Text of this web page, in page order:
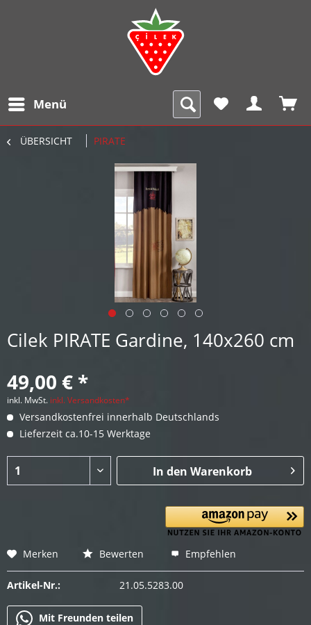
Menü
ÜBERSICHT PIRATE
Cilek PIRATE Gardine, 140x260 cm
49,00 € *
inkl. MwSt. inkl. Versandkosten*
Versandkostenfrei innerhalb Deutschlands
Lieferzeit ca.10-15 Werktage
In den Warenkorb
Merken Bewerten Empfehlen
Artikel-Nr.: 21.05.5283.00
Mit Freunden teilen